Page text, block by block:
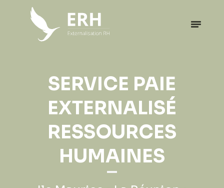
SERVICE PAIE
EXTERNALISÉ
RESSOURCES
HUMAINES